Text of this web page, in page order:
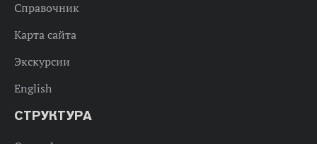
Справочник
Карта сайта
Экскурсии
English
СТРУКТУРА